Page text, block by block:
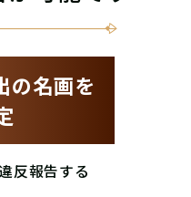
名画を
反報告する